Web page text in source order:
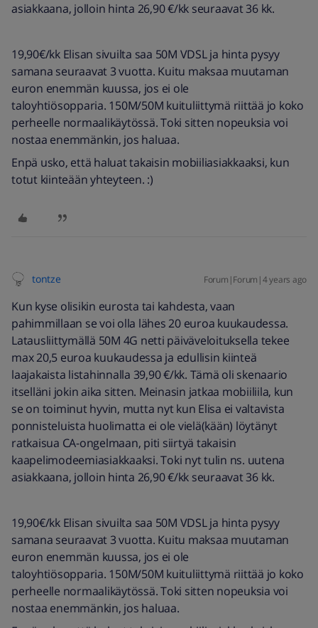
asiakkaana, jolloin hinta 26,90 €/kk seuraavat 36 kk.
19,90€/kk Elisan sivuilta saa 50M VDSL ja hinta pysyy
samana seuraavat 3 vuotta. Kuitu maksaa muutaman
euron enemmän kuussa, jos ei ole
taloyhtiösopparia. 150M/50M kuituliittymä riittää jo koko
perheelle normaalikäytössä. Toki sitten nopeuksia voi
nostaa enemmänkin, jos haluaa.
Enpä usko, että haluat takaisin mobiiliasiakkaaksi, kun
totut kiinteään yhteyteen. :)
tontze Forum|Forum|4 years ago
Kun kyse olisikin eurosta tai kahdesta, vaan
pahimmillaan se voi olla lähes 20 euroa kuukaudessa.
Latausliittymällä 50M 4G netti päiväveloituksella tekee
max 20,5 euroa kuukaudessa ja edullisin kiinteä
laajakaista listahinnalla 39,90 €/kk. Tämä oli skenaario
itselläni jokin aika sitten. Meinasin jatkaa mobiiliila, kun
se on toiminut hyvin, mutta nyt kun Elisa ei valtavista
ponnisteluista huolimatta ei ole vielä(kään) löytänyt
ratkaisua CA-ongelmaan, piti siirtyä takaisin
kaapelimodeemiasiakkaaksi. Toki nyt tulin ns. uutena
asiakkaana, jolloin hinta 26,90 €/kk seuraavat 36 kk.
19,90€/kk Elisan sivuilta saa 50M VDSL ja hinta pysyy
samana seuraavat 3 vuotta. Kuitu maksaa muutaman
euron enemmän kuussa, jos ei ole
taloyhtiösopparia. 150M/50M kuituliittymä riittää jo koko
perheelle normaalikäytössä. Toki sitten nopeuksia voi
nostaa enemmänkin, jos haluaa.